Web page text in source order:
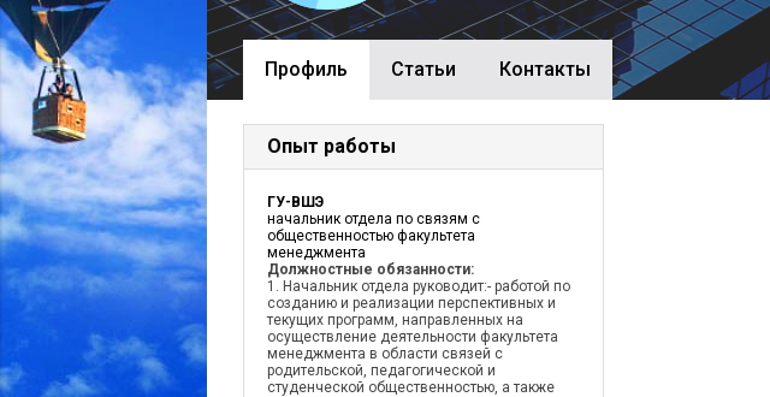
Профиль Cтатьи Контакты
Опыт работы
ГУ-ВШЭ
начальник отдела по связям с
общественностью факультета
менеджмента
Должностные обязанности:
1. Начальник отдела руководит:- работой по
созданию и реализации перспективных и
текущих программ, направленных на
осуществление деятельности факультета
менеджмента в области связей с
родительской, педагогической и
студенческой общественностью, а также